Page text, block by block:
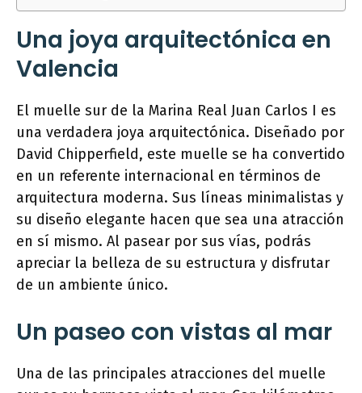
Una joya arquitectónica en
Valencia
El muelle sur de la Marina Real Juan Carlos I es
una verdadera joya arquitectónica. Diseñado por
David Chipperfield, este muelle se ha convertido
en un referente internacional en términos de
arquitectura moderna. Sus líneas minimalistas y
su diseño elegante hacen que sea una atracción
en sí mismo. Al pasear por sus vías, podrás
apreciar la belleza de su estructura y disfrutar
de un ambiente único.
Un paseo con vistas al mar
Una de las principales atracciones del muelle